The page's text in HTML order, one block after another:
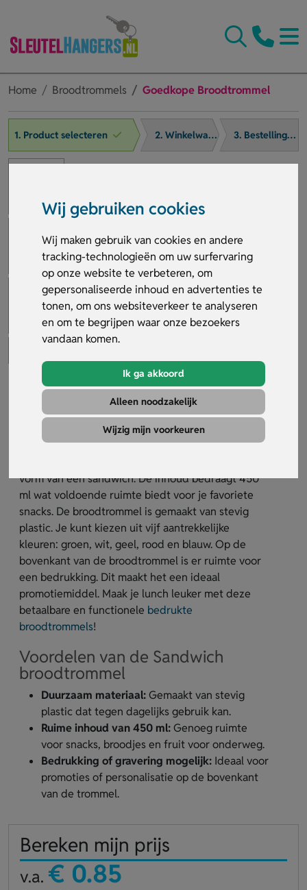
Wij gebruiken cookies
Wij maken gebruik van cookies en andere
tracking-technologieën om uw surfervaring
op onze website te verbeteren, om
gepersonaliseerde inhoud en advertenties te
tonen, om ons websiteverkeer te analyseren
en om te begrijpen waar onze bezoekers
vandaan komen.
Ik ga akkoord
Alleen noodzakelijk
Wijzig mijn voorkeuren
Home Broodtrommels Goedkope Broodtrommel
1. Product selecteren 2. Winkelwagen 3. Bestelling afronden
Goedkope Broodtrommel
Artikelnummer:29339
De goedkope broodtrommel is een praktische
vorm van een sandwich. De inhoud bedraagt 450
ml wat voldoende ruimte biedt voor je favoriete
snacks. De broodtrommel is gemaakt van stevig
plastic. Je kunt kiezen uit vijf aantrekkelijke
kleuren: groen, wit, geel, rood en blauw. Op de
bovenkant van de broodtrommel is er ruimte voor
een bedrukking. Dit maakt het een ideaal
promotiemiddel. Maak je lunch leuker met deze
betaalbare en functionele bedrukte
broodtrommels!
Voordelen van de Sandwich
broodtrommel
Duurzaam materiaal:Gemaakt van stevig
plastic dat tegen dagelijks gebruik kan.
Ruime inhoud van 450 ml:Genoeg ruimte
voor snacks, broodjes en fruit voor onderweg.
Bedrukking of gravering mogelijk: Ideaal voor
promoties of personalisatie op de bovenkant
van de trommel.
Bereken mijn prijs
v.a. € 0.85